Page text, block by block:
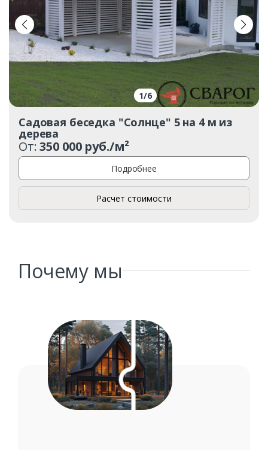
1/6
Садовая беседка "Солнце" 5 на 4 м из
дерева
От:350 000 руб./м²
Подробнее
Расчет стоимости
Почему мы